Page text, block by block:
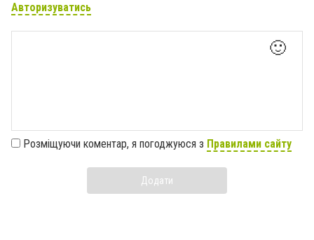
Авторизуватись
🙂
Розміщуючи коментар, я погоджуюся з Правилами сайту
Додати